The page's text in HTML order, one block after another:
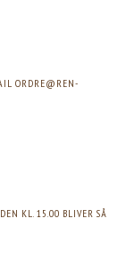
ORDRE@REN-
KL. 15.00 BLIVER SÅ